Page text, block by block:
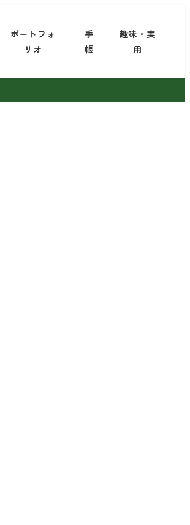
ポートフォ
リオ
手
帳
趣味・実
用